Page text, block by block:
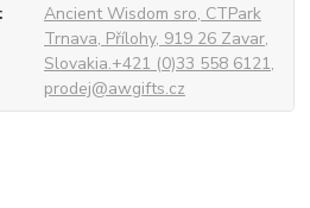
Ancient Wisdom sro, CTPark
Trnava, Přílohy, 919 26 Zavar,
Slovakia.+421 (0)33 558 6121,
prodej@awgifts.cz